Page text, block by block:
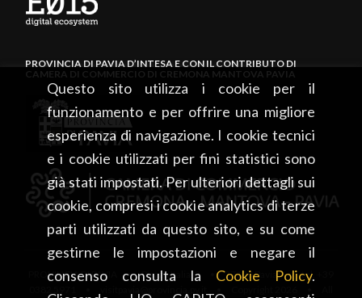
Questo sito utilizza i cookie per il
funzionamento e per offrire una migliore
esperienza di navigazione. I cookie tecnici
e i cookie utilizzati per fini statistici sono
già stati impostati. Per ulteriori dettagli sui
cookie, compresi i cookie analytics di terze
parti utilizzati da questo sito, e su come
gestirne le impostazioni e negare il
consenso consulta la Cookie Policy.
PROVINCIA DI PAVIA D’INTESA E CON IL CONTRIBUTO DI
CAMERA DI COMMERCIO DI CREMONA MANTOVA PAVIA
PROVINCIA DI PAVIA • Piazza Italia, 2 • 27100 Pavia • tel. +39